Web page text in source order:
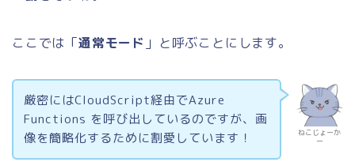
ここでは「通常モード 」と呼ぶことにします。
ねこじょーか
ー
厳密にはCloudScript経由でAzure
Functions を呼び出しているのですが、画
像を簡略化するために割愛しています！